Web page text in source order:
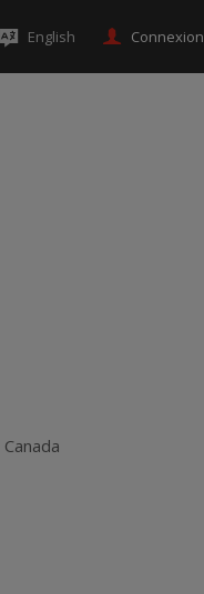
English Connexion
Canada